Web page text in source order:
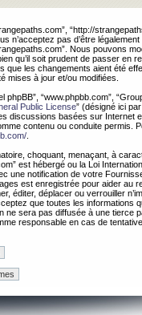
“http://
n’acceptez pas d’être
Nous pouvons
qu’il soit prudent de passer en
que les changements aient été
mises à jour et/ou modifiées.
“www.phpbb.com”,
Public License” (désigné ici
discussions basées sur Internet
contenu ou conduite permis.
choquant, menaçant, à
est hébergé ou la Loi
une notification de votre
est enregistrée pour aider au
éditer, déplacer ou verrouiller
que toutes les informations
ne sera pas diffusée à une tierce
responsable en cas de